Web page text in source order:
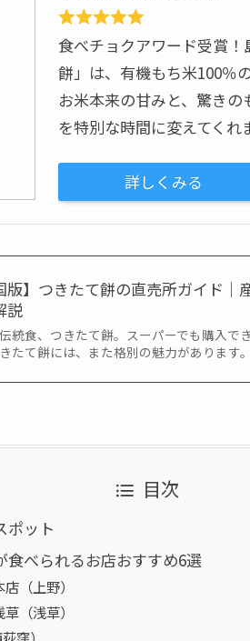
食べチョクアワード受賞
餅」は、有機もち米100％
お米本来の甘みと、驚き
を特別な時間に変えてくれ
詳しくみる
版】つきたて餅の直売所ガイド
説
統食、つきたて餅。スーパーでも購入で
たて餅には、また格別の魅力がありま
目次
ポット
食べられるお店おすすめ6選
（上野）
（浅草）